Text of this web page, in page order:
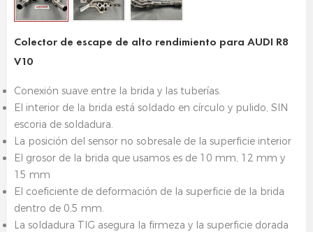
Colector de escape de alto rendimiento para AUDI R8
V10
Conexión suave entre la brida y las tuberías.
El interior de la brida está soldado en círculo y pulido, SIN
escoria de soldadura.
La posición del sensor no sobresale de la superficie interior
El grosor de la brida que usamos es de 10 mm, 12 mm y
15 mm
El coeficiente de deformación de la superficie de la brida
dentro de 0,5 mm.
La soldadura TIG asegura la firmeza y la superficie dorada